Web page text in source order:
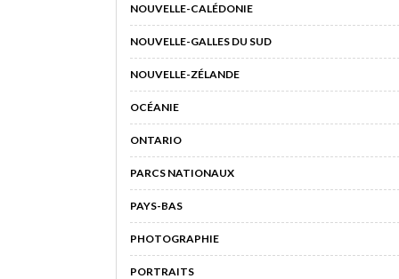
NOUVELLE-CALÉDONIE
NOUVELLE-GALLES DU SUD
NOUVELLE-ZÉLANDE
OCÉANIE
ONTARIO
PARCS NATIONAUX
PAYS-BAS
PHOTOGRAPHIE
PORTRAITS